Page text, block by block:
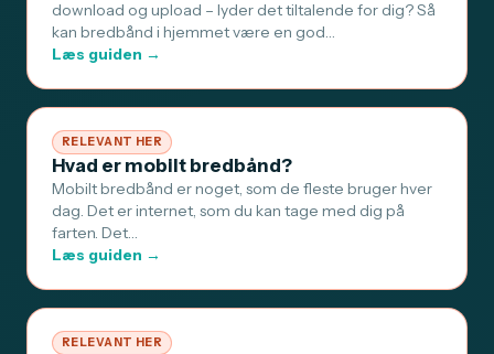
download og upload – lyder det tiltalende for dig? Så
kan bredbånd i hjemmet være en god…
Læs guiden →
RELEVANT HER
Hvad er mobilt bredbånd?
Mobilt bredbånd er noget, som de fleste bruger hver
dag. Det er internet, som du kan tage med dig på
farten. Det…
Læs guiden →
RELEVANT HER